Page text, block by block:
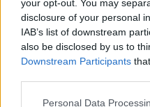
your opt-out. You may
disclosure of your personal
IAB’s list of downstream
also be disclosed by us to
Downstream Participants
Personal Data
στο πιάτο σας